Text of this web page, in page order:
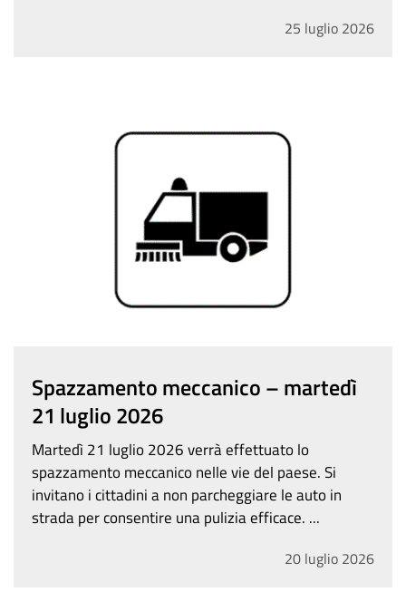
25 luglio 2026
Spazzamento meccanico – martedì
21 luglio 2026
Martedì 21 luglio 2026 verrà effettuato lo
spazzamento meccanico nelle vie del paese. Si
invitano i cittadini a non parcheggiare le auto in
strada per consentire una pulizia efficace. ...
20 luglio 2026